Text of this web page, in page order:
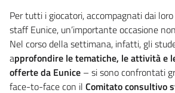
Per tutti i giocatori, accompagnati dai
staff Eunice, un’importante occasione
Nel corso della settimana, infatti, gli
approfondire le tematiche, le attività e
offerte da Eunice – si sono confrontati
face-to-face con il Comitato consultivo